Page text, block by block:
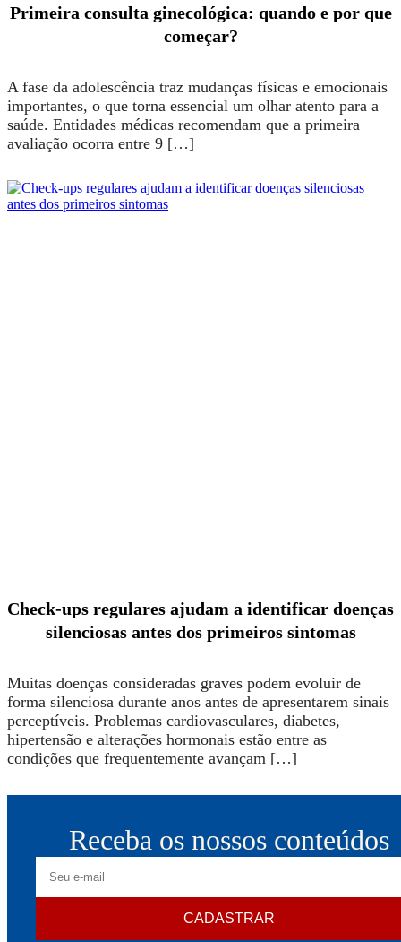
Primeira consulta ginecológica: quando e por que
começar?
A fase da adolescência traz mudanças físicas e emocionais
importantes, o que torna essencial um olhar atento para a
saúde. Entidades médicas recomendam que a primeira
avaliação ocorra entre 9 […]
Check-ups regulares ajudam a identificar doenças
silenciosas antes dos primeiros sintomas
Muitas doenças consideradas graves podem evoluir de
forma silenciosa durante anos antes de apresentarem sinais
perceptíveis. Problemas cardiovasculares, diabetes,
hipertensão e alterações hormonais estão entre as
condições que frequentemente avançam […]
Receba os nossos conteúdos
mail
CADASTRAR